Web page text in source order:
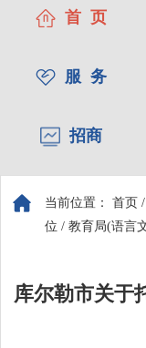
首 页
服 务
招商
当前位置： 首页 /
位 / 教育局(语言
库尔勒市关于